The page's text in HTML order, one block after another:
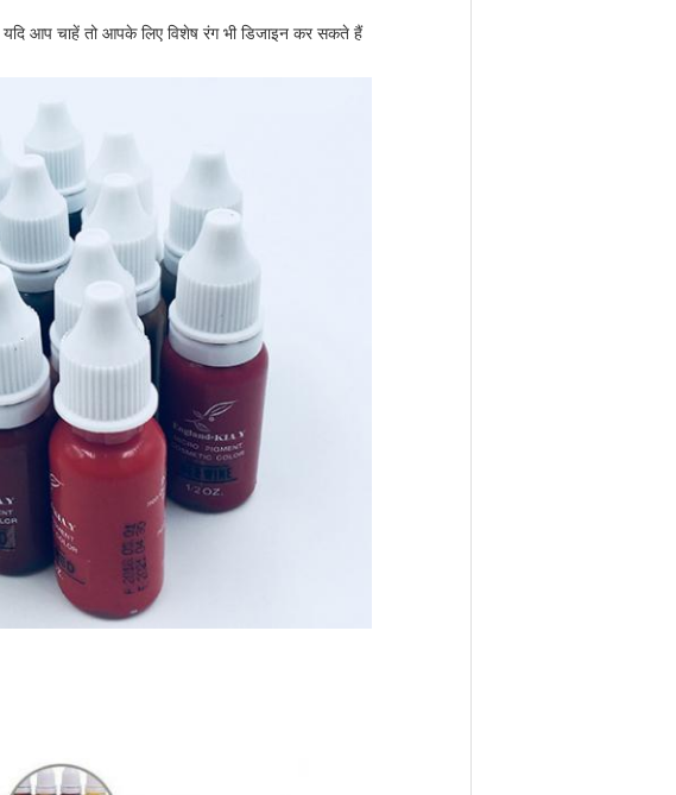
आप चाहें तो आपके लिए विशेष रंग भी डिजाइन कर सकते हैं